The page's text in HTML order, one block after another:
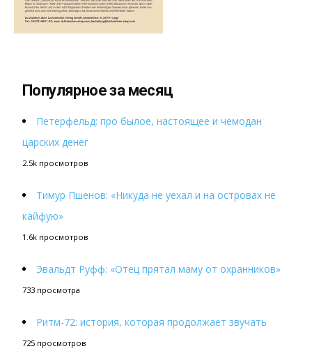
Популярное за месяц
Петерфельд: про былое, настоящее и чемодан
царских денег
2.5k просмотров
Тимур Пшенов: «Никуда не уехал и на островах не
кайфую»
1.6k просмотров
Эвальдт Руфф: «Отец прятал маму от охранников»
733 просмотра
Ритм-72: история, которая продолжает звучать
725 просмотров